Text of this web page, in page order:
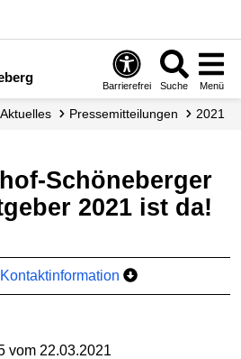
Barrierefrei Suche Menü
Aktuelles Presse­mitteilungen 2021
2021 ist da!
vom 22.03.2021